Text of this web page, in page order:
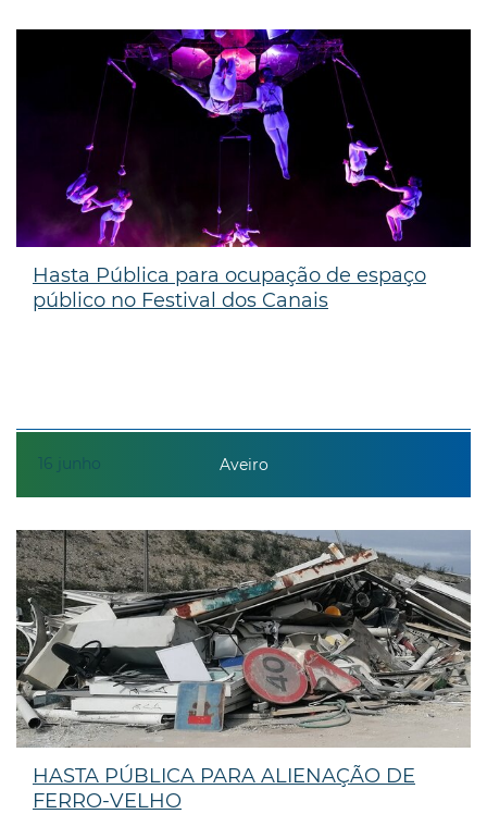
16 junho
Hasta Pública para ocupação de espaço
público no Festival dos Canais
Aveiro
HASTA PÚBLICA PARA ALIENAÇÃO DE
FERRO-VELHO